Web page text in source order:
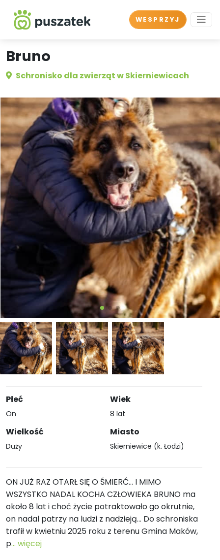
WESPRZYJ
Bruno
Schronisko dla zwierząt w Skierniewicach
Płeć
On
Wielkość
Duży
Wiek
8 lat
Miasto
Skierniewice (k. Łodzi)
ON JUŻ RAZ OTARŁ SIĘ O ŚMIERĆ… I MIMO
WSZYSTKO NADAL KOCHA CZŁOWIEKA BRUNO ma
około 8 lat i choć życie potraktowało go okrutnie,
on nadal patrzy na ludzi z nadzieją… Do schroniska
trafił w kwietniu 2025 roku z terenu Gmina Maków,
p... więcej